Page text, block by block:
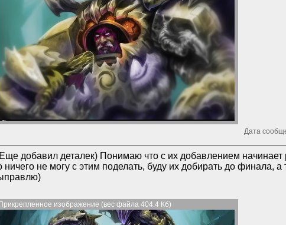
Дата
Еще добавил деталек) Понимаю что с их добавлением начинает
ничего не могу с этим поделать, буду их добирать до финала,
Прикрепленное изображение (вес файла 404.4 Кб)